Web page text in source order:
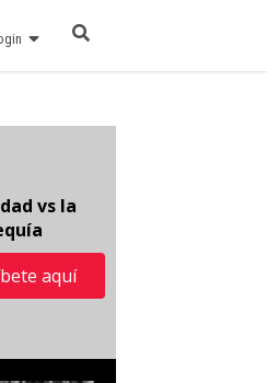
vs la
aquí